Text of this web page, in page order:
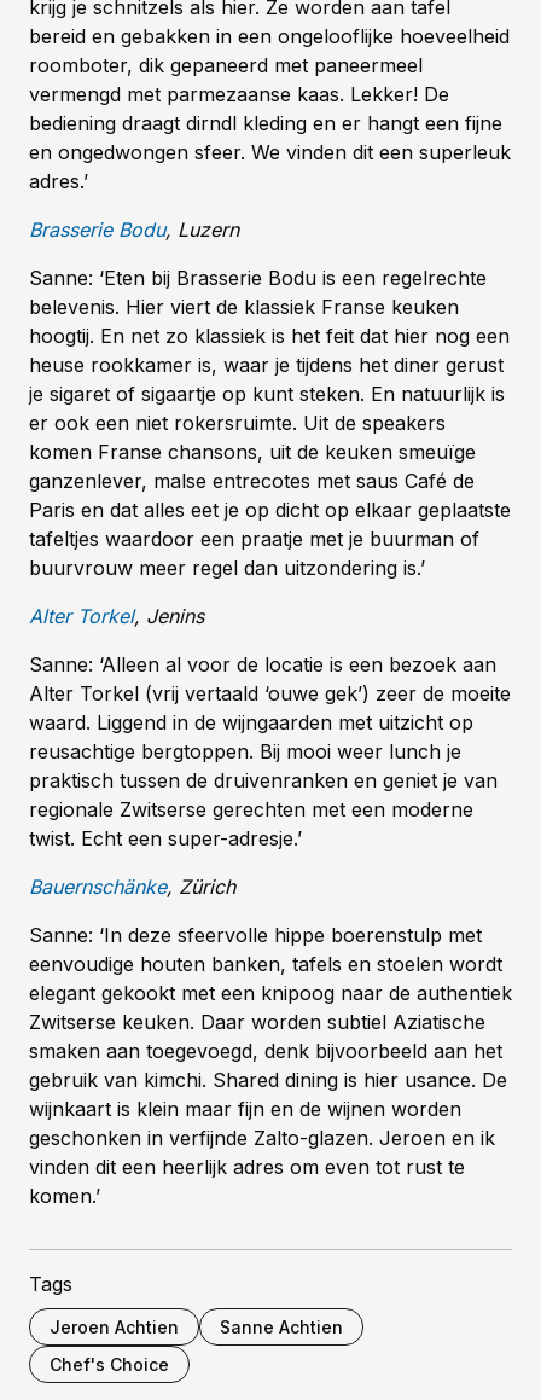
krijg je schnitzels als hier. Ze worden aan tafel
bereid en gebakken in een ongelooflijke hoeveelheid
roomboter, dik gepaneerd met paneermeel
vermengd met parmezaanse kaas. Lekker! De
bediening draagt dirndl kleding en er hangt een fijne
en ongedwongen sfeer. We vinden dit een superleuk
adres.’
Brasserie Bodu, Luzern
Sanne: ‘Eten bij Brasserie Bodu is een regelrechte
belevenis. Hier viert de klassiek Franse keuken
hoogtij. En net zo klassiek is het feit dat hier nog een
heuse rookkamer is, waar je tijdens het diner gerust
je sigaret of sigaartje op kunt steken. En natuurlijk is
er ook een niet rokersruimte. Uit de speakers
komen Franse chansons, uit de keuken smeuïge
ganzenlever, malse entrecotes met saus Café de
Paris en dat alles eet je op dicht op elkaar geplaatste
tafeltjes waardoor een praatje met je buurman of
buurvrouw meer regel dan uitzondering is.’
Alter Torkel, Jenins
Sanne: ‘Alleen al voor de locatie is een bezoek aan
Alter Torkel (vrij vertaald ‘ouwe gek’) zeer de moeite
waard. Liggend in de wijngaarden met uitzicht op
reusachtige bergtoppen. Bij mooi weer lunch je
praktisch tussen de druivenranken en geniet je van
regionale Zwitserse gerechten met een moderne
twist. Echt een super-adresje.’
Bauernschänke, Zürich
Sanne: ‘In deze sfeervolle hippe boerenstulp met
eenvoudige houten banken, tafels en stoelen wordt
elegant gekookt met een knipoog naar de authentiek
Zwitserse keuken. Daar worden subtiel Aziatische
smaken aan toegevoegd, denk bijvoorbeeld aan het
gebruik van kimchi. Shared dining is hier usance. De
wijnkaart is klein maar fijn en de wijnen worden
geschonken in verfijnde Zalto-glazen. Jeroen en ik
vinden dit een heerlijk adres om even tot rust te
komen.’
Tags
Jeroen Achtien
Sanne Achtien
Chef's Choice